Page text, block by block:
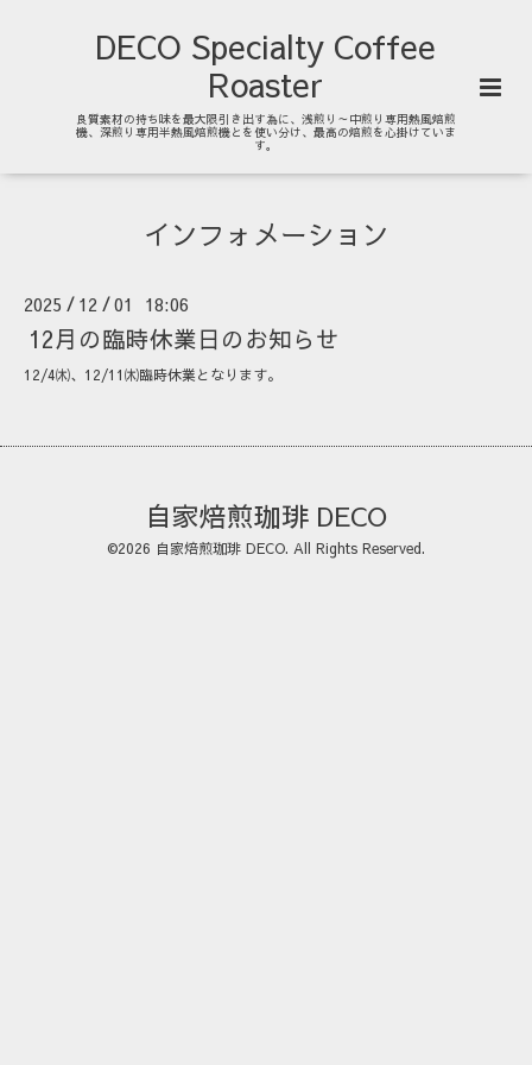
DECO Specialty Coffee
Roaster
良質素材の持ち味を最大限引き出す為に、浅煎り～中煎り専用熱風焙煎
機、深煎り専用半熱風焙煎機とを使い分け、最高の焙煎を心掛けていま
す。
インフォメーション
2025 / 12 /01 18:06
12月の臨時休業日のお知らせ
12/4㈭、12/11㈭臨時休業となります。
自家焙煎珈琲 DECO
©2026 自家焙煎珈琲 DECO. All Rights Reserved.